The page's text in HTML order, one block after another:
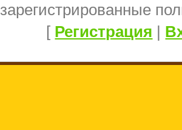
зарегистрированные
[ Регистрация |